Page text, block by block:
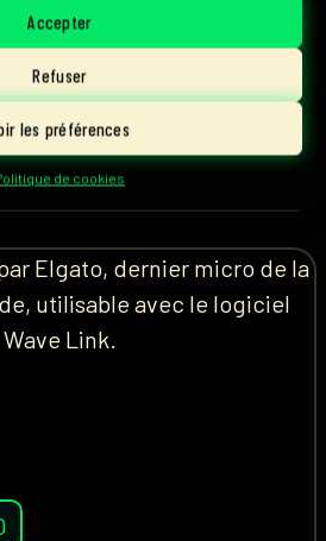
Accepter
Refuser
les préférences
de cookies
Blinders se présentent chez
Esport.